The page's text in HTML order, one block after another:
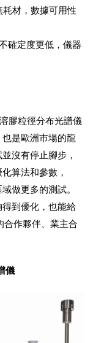
材，數據可用性
確定度更低，儀器
膠粒徑分布光譜儀
是歐洲市場的龍
沒有停止腳步，
算法和參數，
做更多的測試。
到優化，也能給
作夥伴、業主合
儀